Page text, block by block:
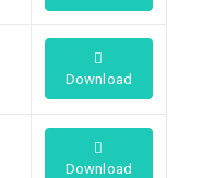
Download
Download